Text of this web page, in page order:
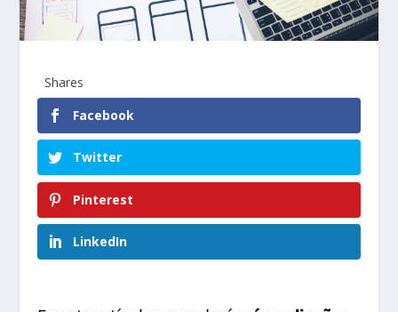
Shares
Facebook
Twitter
Pinterest
LinkedIn